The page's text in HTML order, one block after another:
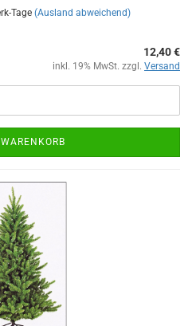
Tage (Ausland abweichend)
12,40 €
inkl. 19% MwSt. zzgl. Versand